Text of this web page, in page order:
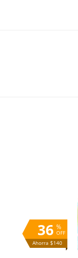
%
OFF
36
Ahorra $140